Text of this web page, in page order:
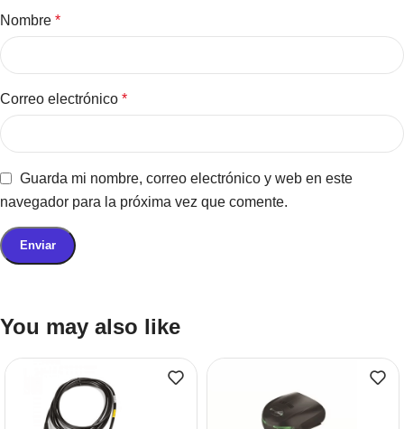
Nombre *
Correo electrónico *
Guarda mi nombre, correo electrónico y web en este
navegador para la próxima vez que comente.
You may also like